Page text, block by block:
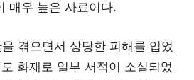
매우 높은 사료이다.
겪으면서 상당한 피해를 입었
화재로 일부 서적이 소실되었